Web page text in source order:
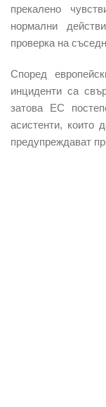
прекалено
нормални
проверка на
Според
инциденти са
затова ЕС
асистенти, които
предупреждават